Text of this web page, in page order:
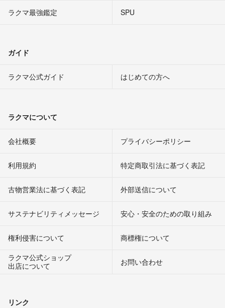
ラクマ最強鑑定
SPU
ガイド
ラクマ公式ガイド はじめての方へ
ラクマについて
会社概要 プライバシーポリシー
利用規約 特定商取引法に基づく表記
古物営業法に基づく表記 外部送信について
サステナビリティメッセージ 安心・安全のための取り組み
権利侵害について
商標権について
ラクマ公式ショップ
出店について
お問い合わせ
リンク